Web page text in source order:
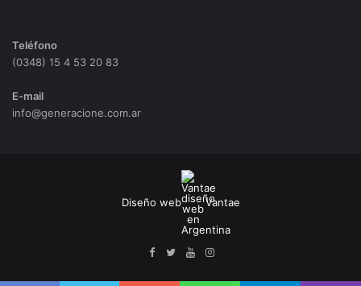
Teléfono
(0348) 15 4 53 20 83
E-mail
info@generacione.com.ar
Diseño web Vantae